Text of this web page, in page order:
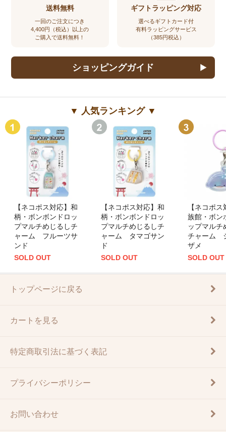
送料無料
一回のご注文につき
4,400円（税込）以上の
ご購入で送料無料！
ギフトラッピング対応
選べるギフトカード付
有料ラッピングサービス
（385円税込）
ショッピングガイド
▼ 人気ランキング ▼
【ネコポス対応】和
柄・ボンボンドロッ
プマルチめじるしチ
ャーム フルーツサ
ンド
SOLD OUT
【ネコポス対応】和
柄・ボンボンドロッ
プマルチめじるしチ
ャーム タマゴサン
ド
SOLD OUT
【ネコポ
族館・ボン
ップマルチ
チャーム
ザメ
SOLD OUT
トップページに戻る
カートを見る
特定商取引法に基づく表記
プライバシーポリシー
お問い合わせ